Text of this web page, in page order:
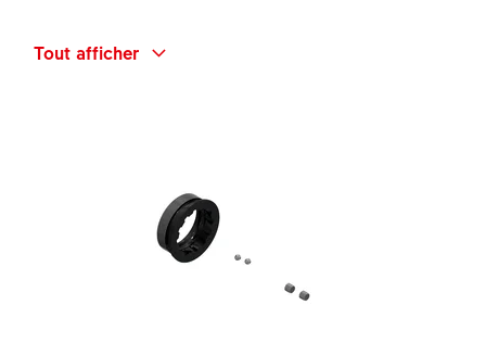
F132 ONE PLAINGAIN DAMPING UNIT KIT
Tout afficher